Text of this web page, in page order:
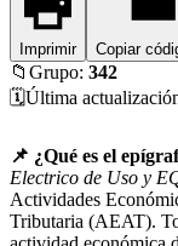
Imprimir Copiar
📁 Grupo: 342
🗓️Última
📌 ¿Qué es el
Electrico de Uso y
Actividades
Tributaria (AEAT).